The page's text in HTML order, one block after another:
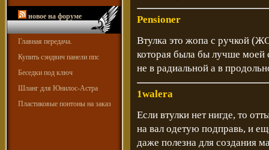
новое на форуме
Главная передача.
Купить сэндвич панели ппс
Беседки под ключ
Шланг для Юнилос-Астра
Пластиковые понтоны на заказ
Pensioner
Втулка это жопа с ручкой
которая была бы лучше моей
не в радиальной а в
1walera
Если втулки нет нигде, то
на вал одетую подправь, и
даже полезна для создания